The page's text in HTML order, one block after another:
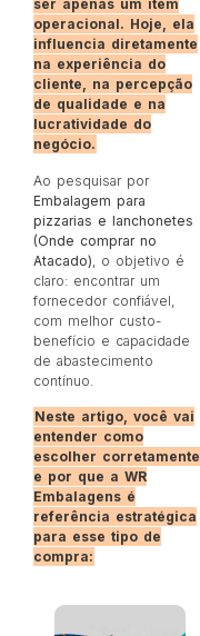
ser apenas um item
operacional. Hoje, ela
influencia diretamente
na experiência do
cliente, na percepção
de qualidade e na
lucratividade do
negócio.
Ao pesquisar por
Embalagem para
pizzarias e lanchonetes
(Onde comprar no
Atacado) , o objetivo é
claro: encontrar um
fornecedor confiável,
com melhor custo-
benefício e capacidade
de abastecimento
contínuo.
Neste artigo, você vai
entender como
escolher corretamente
e por que a WR
Embalagens é
referência estratégica
para esse tipo de
compra: